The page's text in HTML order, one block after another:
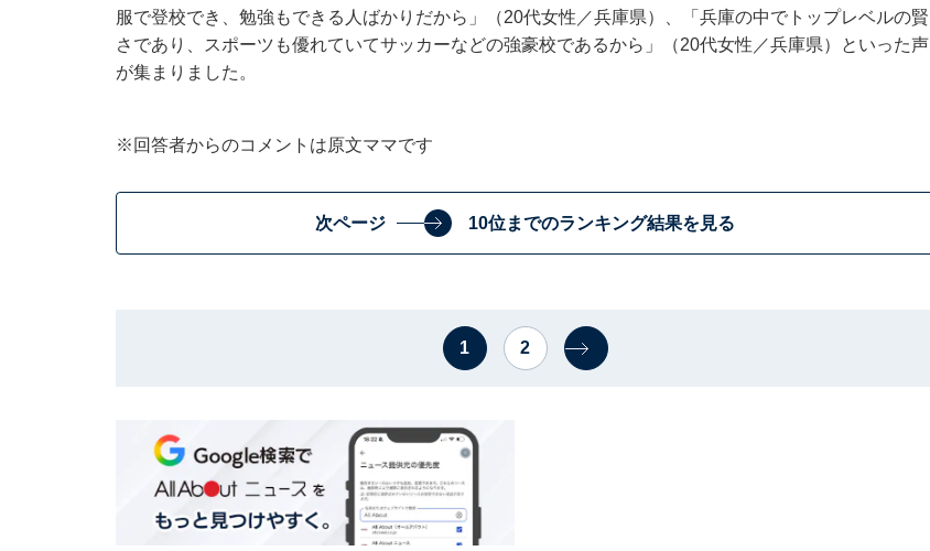
服で登校でき、勉強もできる人ばかりだから」（20代女性／兵庫県）、「兵庫の中でトップレベルの賢
さであり、スポーツも優れていてサッカーなどの強豪校であるから」（20代女性／兵庫県）といった声
が集まりました。
※回答者からのコメントは原文ママです
次ページ 10位までのランキング結果を見る
1 2